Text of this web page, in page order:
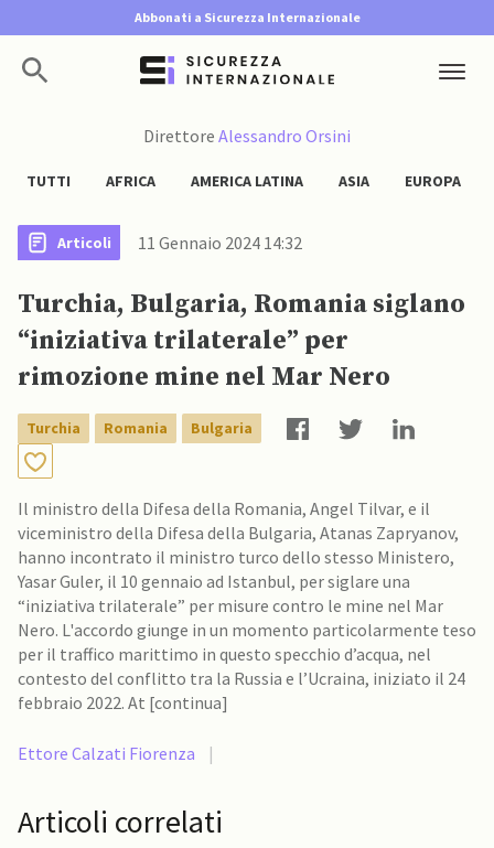
Abbonati a Sicurezza Internazionale
Direttore Alessandro Orsini
TUTTI AFRICA AMERICA LATINA ASIA EUROPA
Articoli 11 Gennaio 2024 14:32
Turchia, Bulgaria, Romania siglano
“iniziativa trilaterale” per
rimozione mine nel Mar Nero
Turchia Romania Bulgaria
Il ministro della Difesa della Romania, Angel Tilvar, e il
viceministro della Difesa della Bulgaria, Atanas Zapryanov,
hanno incontrato il ministro turco dello stesso Ministero,
Yasar Guler, il 10 gennaio ad Istanbul, per siglare una
“iniziativa trilaterale” per misure contro le mine nel Mar
Nero. L'accordo giunge in un momento particolarmente teso
per il traffico marittimo in questo specchio d’acqua, nel
contesto del conflitto tra la Russia e l’Ucraina, iniziato il 24
febbraio 2022. At [continua]
Ettore Calzati Fiorenza |
Articoli correlati